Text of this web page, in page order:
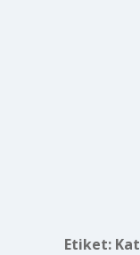
Etiket: